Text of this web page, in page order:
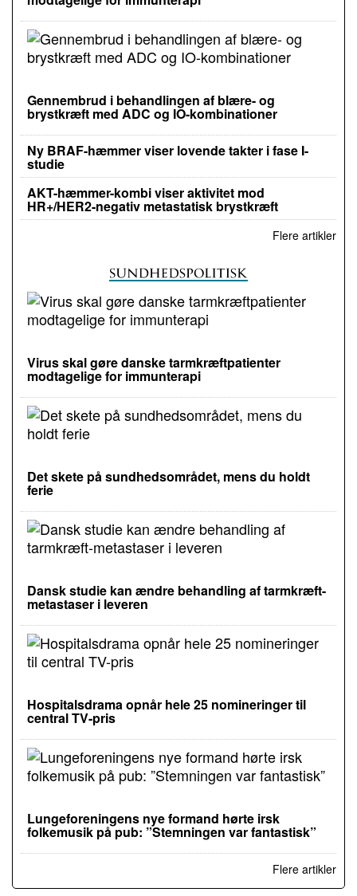
Gennembrud i behandlingen af blære- og
brystkræft med ADC og IO-kombinationer
Ny BRAF-hæmmer viser lovende takter i fase I-
studie
AKT-hæmmer-kombi viser aktivitet mod
HR+/HER2-negativ metastatisk brystkræft
Flere artikler
Virus skal gøre danske tarmkræftpatienter
modtagelige for immunterapi
Det skete på sundhedsområdet, mens du holdt
ferie
Dansk studie kan ændre behandling af tarmkræft-
metastaser i leveren
Hospitalsdrama opnår hele 25 nomineringer til
central TV-pris
Lungeforeningens nye formand hørte irsk
folkemusik på pub: ”Stemningen var fantastisk”
Flere artikler